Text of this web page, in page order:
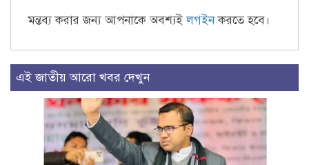
মন্তব্য করার জন্য আপনাকে অবশ্যইলগইনকরতে হবে।
এই জাতীয় আরো খবর দেখুন